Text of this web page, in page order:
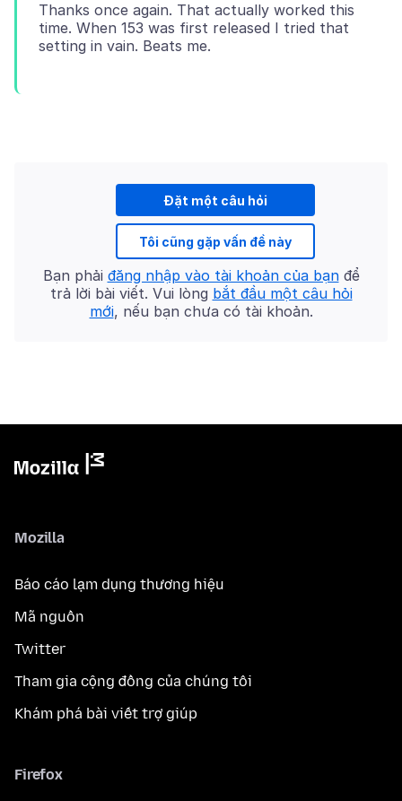
Thanks once again. That actually worked this
time. When 153 was first released I tried that
Đặt một câu hỏi
Tôi cũng gặp vấn đề này
Bạn phải đăng nhập vào tài khoản của bạnđể
trả lời bài viết. Vui lòng bắt đầu một câu hỏi
mới, nếu bạn chưa có tài khoản.
Mozilla
Báo cáo lạm dụng thương hiệu
Mã nguồn
Twitter
Tham gia cộng đồng của chúng tôi
Khám phá bài viết trợ giúp
Firefox